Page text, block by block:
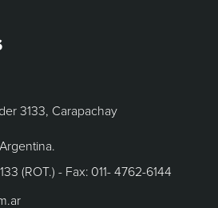
3133, Carapachay
(ROT.) - Fax: 011- 4762-6144